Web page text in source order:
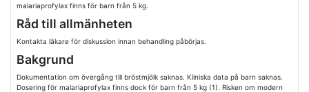
malariaprofylax finns för barn från 5 kg.
Råd till allmänheten
Kontakta läkare för diskussion innan behandling påbörjas.
Bakgrund
Dokumentation om övergång till bröstmjölk saknas. Kliniska data på barn saknas.
Dosering för malariaprofylax finns dock för barn från 5 kg (1). Risken om modern